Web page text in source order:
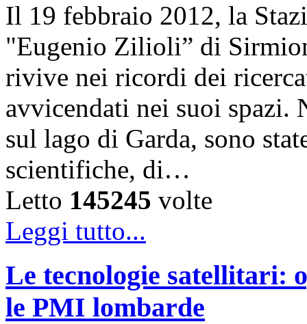
Il 19 febbraio 2012, la
"Eugenio Zilioli” di
rivive nei ricordi dei
avvicendati nei suoi spazi.
sul lago di Garda, sono
scientifiche, di…
Letto 145245 volte
Leggi tutto...
Le tecnologie satellitari:
le PMI lombarde